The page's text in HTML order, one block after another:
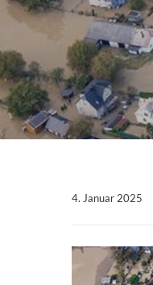
4. Januar 2025